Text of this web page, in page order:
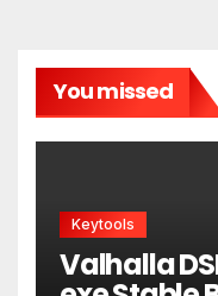
You missed
Keytools
Valhalla